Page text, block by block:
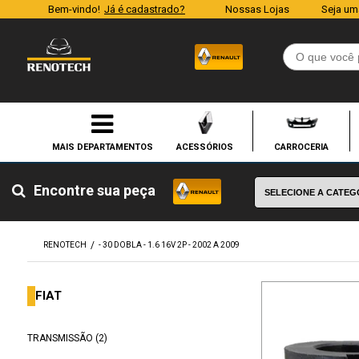
Bem-vindo! Já é cadastrado? Nossas Lojas Seja
ACESSÓRIOS CARROCERIA
Encontre sua peça
RENOTECH - 30 DOBLA - 1.6 16V 2P - 2002 A 2009
FIAT
TRANSMISSÃO (2)